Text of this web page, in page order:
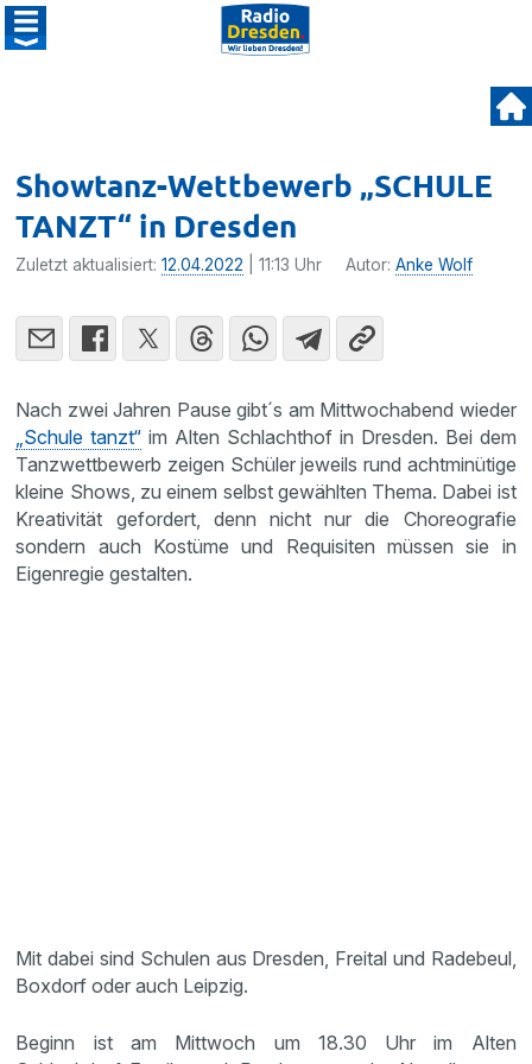
Showtanz-Wettbewerb „SCHULE
TANZT“ in Dresden
Zuletzt aktualisiert:12.04.2022 | 11:13 Uhr Autor:Anke Wolf
Nach zwei Jahren Pause gibt´s am Mittwochabend wieder
„Schule tanzt“ im Alten Schlachthof in Dresden. Bei dem
Tanzwettbewerb zeigen Schüler jeweils rund achtminütige
kleine Shows, zu einem selbst gewählten Thema. Dabei ist
Kreativität gefordert, denn nicht nur die Choreografie
sondern auch Kostüme und Requisiten müssen sie in
Eigenregie gestalten.
Mit dabei sind Schulen aus Dresden, Freital und Radebeul,
Boxdorf oder auch Leipzig.
Beginn ist am Mittwoch um 18.30 Uhr im Alten